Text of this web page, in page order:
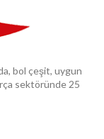
bol çeşit, uygun
sektöründe 25